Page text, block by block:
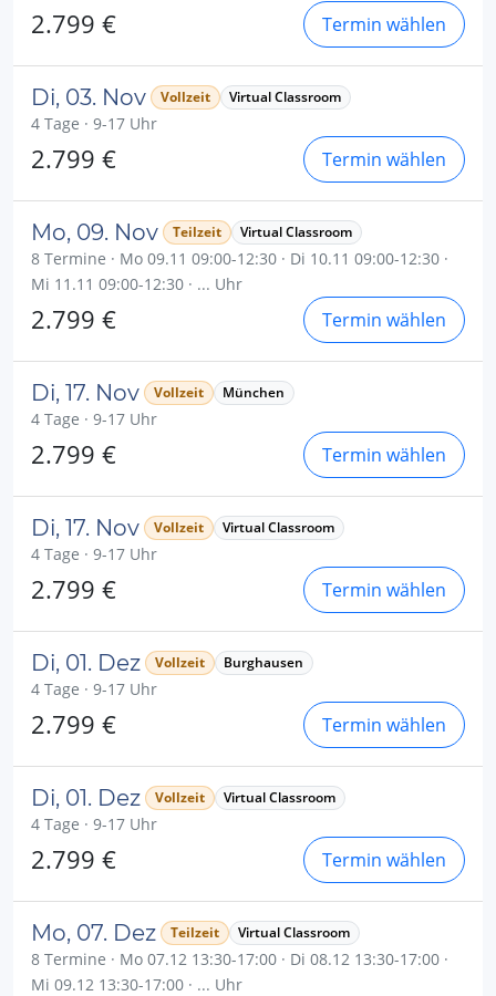
2.799 € Termin wählen
Di, 03. Nov Vollzeit Virtual Classroom
4 Tage · 9-17 Uhr
2.799 € Termin wählen
Mo, 09. Nov Teilzeit Virtual Classroom
8 Termine · Mo 09.11 09:00-12:30 · Di 10.11 09:00-12:30 ·
Mi 11.11 09:00-12:30 · ... Uhr
2.799 € Termin wählen
Di, 17. Nov Vollzeit München
4 Tage · 9-17 Uhr
2.799 € Termin wählen
Di, 17. Nov Vollzeit Virtual Classroom
4 Tage · 9-17 Uhr
2.799 € Termin wählen
Di, 01. Dez Vollzeit Burghausen
4 Tage · 9-17 Uhr
2.799 € Termin wählen
Di, 01. Dez Vollzeit Virtual Classroom
4 Tage · 9-17 Uhr
2.799 € Termin wählen
Mo, 07. Dez Teilzeit Virtual Classroom
8 Termine · Mo 07.12 13:30-17:00 · Di 08.12 13:30-17:00 ·
Mi 09.12 13:30-17:00 · ... Uhr